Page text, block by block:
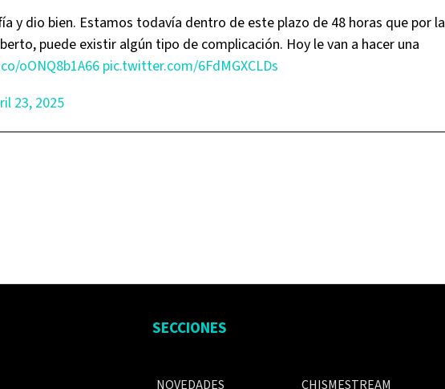
y dio bien. Estamos todavía dentro de este plazo de 48 horas que por la
puede existir algún tipo de complicación. Hoy le van a hacer una
oONQ8b1A66 pic.twitter.com/6FdMGXCLDs
23, 2025
SECCIONES
NOVEDADES CHISMESTREAM